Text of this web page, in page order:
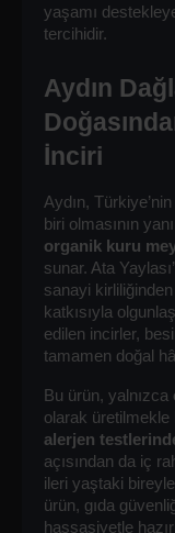
yaşamı
tercihidir.
Aydın
İnciri
Aydın,
organik kuru
sunar. Ata
sanayi
katkısıyla
edilen incirler,
tamamen doğal
Bu ürün, yalnızca
olarak üretilmekle
alerjen
açısından da iç
ileri yaştaki
ürün, gıda
hassasiyetle